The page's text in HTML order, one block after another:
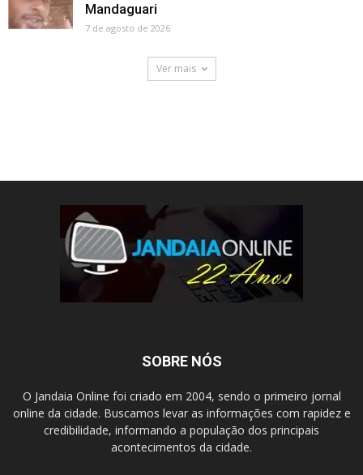
Mandaguari
7 de agosto de 2026
Ver mais
SOBRE NÓS
O Jandaia Online foi criado em 2004, sendo o primeiro jornal
online da cidade. Buscamos levar as informações com rapidez e
credibilidade, informando a população dos principais
acontecimentos da cidade.